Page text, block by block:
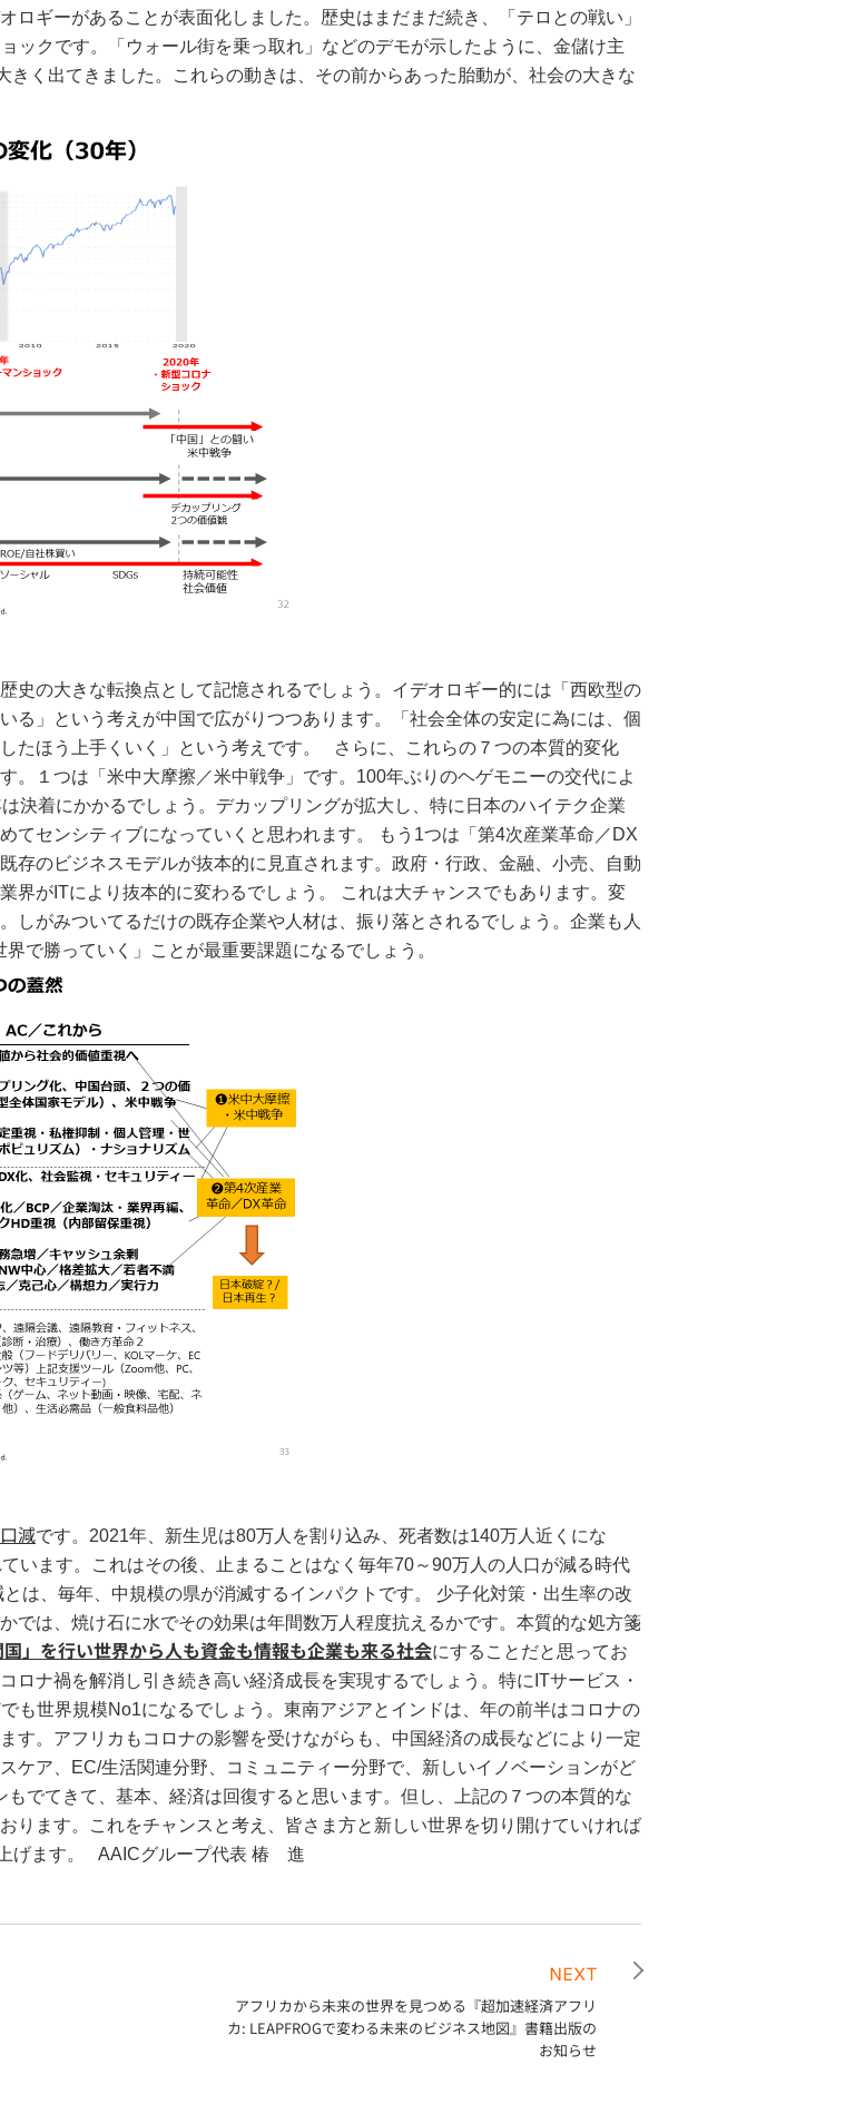
ロギーがあることが表面化しました。歴史はまだまだ続き、「テロとの戦い」
ックです。「ウォール街を乗っ取れ」などのデモが示したように、金儲け主
く出てきました。これらの動きは、その前からあった胎動が、社会の大きな
史の大きな転換点として記憶されるでしょう。イデオロギー的には「西欧型の
る」という考えが中国で広がりつつあります。「社会全体の安定に為には、個
たほう上手くいく」という考えです。
さらに、これらの７つの本質的変化
。１つは「米中大摩擦／米中戦争」です。100年ぶりのヘゲモニーの交代によ
決着にかかるでしょう。デカップリングが拡大し、特に日本のハイテク企業
てセンシティブになっていくと思われます。
もう1つは「第4次産業革命／DX
存のビジネスモデルが抜本的に見直されます。政府・行政、金融、小売、自動
界がITにより抜本的に変わるでしょう。
これは大チャンスでもあります。変
しがみついてるだけの既存企業や人材は、振り落とされるでしょう。企業も人
で勝っていく」ことが最重要課題になるでしょう。
減です。2021年、新生児は80万人を割り込み、死者数は140万人近くにな
います。これはその後、止まることはなく毎年70～90万人の人口が減る時代
は、毎年、中規模の県が消滅するインパクトです。
少子化対策・出生率の改
では、焼け石に水でその効果は年間数万人程度抗えるかです。本質的な処方箋
国」を行い世界から人も資金も情報も企業も来る社会にすることだと思ってお
ロナ禍を解消し引き続き高い経済成長を実現するでしょう。特にITサービス・
も世界規模No1になるでしょう。東南アジアとインドは、年の前半はコロナの
す。アフリカもコロナの影響を受けながらも、中国経済の成長などにより一定
ケア、EC/生活関連分野、コミュニティー分野で、新しいイノベーションがど
もでてきて、基本、経済は回復すると思います。但し、上記の７つの本質的な
ります。これをチャンスと考え、皆さま方と新しい世界を切り開けていければ
げます。 AAICグループ代表 椿 進
NEXT
アフリカから未来の世界を見つめる『超加速経済アフリ
カ: LEAPFROGで変わる未来のビジネス地図』書籍出版の
お知らせ